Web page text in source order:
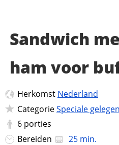
Sandwich
ham voor
Herkomst Nederland
CategorieSpeciale
6 porties
Bereiden
25 min.